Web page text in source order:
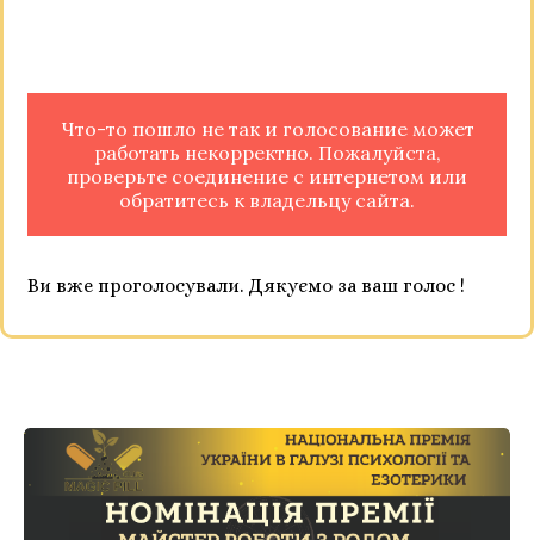
Что-то пошло не так и голосование может
работать некорректно. Пожалуйста,
проверьте соединение с интернетом или
обратитесь к владельцу сайта.
Ви вже проголосували. Дякуємо за ваш голос !